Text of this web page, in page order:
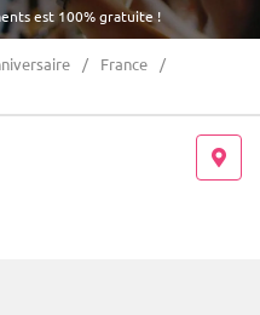
est 100% gratuite !
France